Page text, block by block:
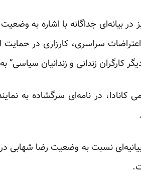
بیانه‌ای جداگانه با اشاره به
سراسری، کارزاری در حمایت
کارگران زندانی و زندانیان سیاسی” به
نسبت به وضعیت رضا شهابی در